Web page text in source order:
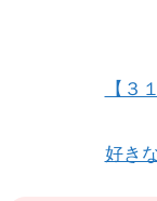
【３
好き